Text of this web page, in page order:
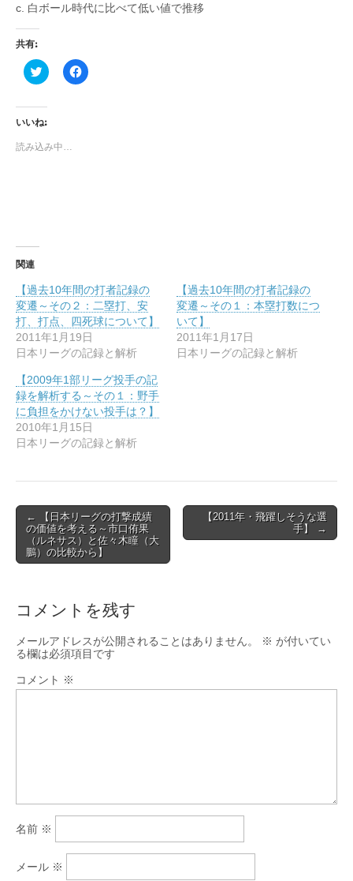
c. 白ボール時代に比べて低い値で推移
共有:
ク
リ
し
て
T
w
i
ィ
ン
ド
ウ
で
開
き
ま
)
F
a
く
だ
さ
い
(
新
し
い
ィ
ン
ド
ウ
で
開
き
ま
いいね:
読み込み中…
関連
【過去10年間の打者記録の
変遷～その２：二塁打、安
打、打点、四死球について】
2011年1月19日
日本リーグの記録と解析
【過去10年間の打者記録の
変遷～その１：本塁打数につ
いて】
2011年1月17日
日本リーグの記録と解析
【2009年1部リーグ投手の記
録を解析する～その１：野手
に負担をかけない投手は？】
2010年1月15日
日本リーグの記録と解析
Post
navigation
← 【日本リーグの打撃成績
の価値を考える～市口侑果
（ルネサス）と佐々木瞳（大
鵬）の比較から】
【2011年・飛躍しそうな選
手】 →
コメントを残す
メールアドレスが公開されることはありません。 ※ が付いてい
る欄は必須項目です
コメント ※
名前 ※
メール ※